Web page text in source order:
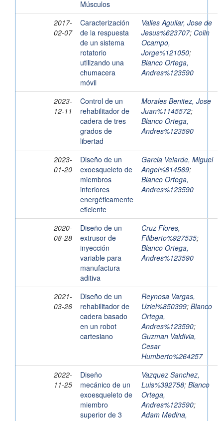
Músculos
2017-
02-07
Caracterización
de la respuesta
de un sistema
rotatorio
utilizando una
chumacera
móvil
Valles Aguilar, Jose de
Jesus%623707; Colin
Ocampo,
Jorge%121050;
Blanco Ortega,
Andres%123590
2023-
12-11
Control de un
rehabilitador de
cadera de tres
grados de
libertad
Morales Benitez, Jose
Juan%1145572;
Blanco Ortega,
Andres%123590
2023-
01-20
Diseño de un
exoesqueleto de
miembros
inferiores
energéticamente
eficiente
Garcia Velarde, Miguel
Angel%814569;
Blanco Ortega,
Andres%123590
2020-
08-28
Diseño de un
extrusor de
inyección
variable para
manufactura
aditiva
Cruz Flores,
Filiberto%927535;
Blanco Ortega,
Andres%123590
2021-
03-26
Diseño de un
rehabilitador de
cadera basado
en un robot
cartesiano
Reynosa Vargas,
Uziel%850399; Blanco
Ortega,
Andres%123590;
Guzman Valdivia,
Cesar
Humberto%264257
2022-
11-25
Diseño
mecánico de un
exoesqueleto de
miembro
superior de 3
Vazquez Sanchez,
Luis%392758; Blanco
Ortega,
Andres%123590;
Adam Medina,